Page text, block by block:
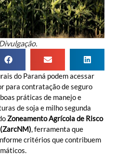
do Paraná podem acessar
para contratação de seguro
práticas de manejo e
de soja e milho segunda
Zoneamento Agrícola de Risco
, ferramenta que
critérios que contribuem